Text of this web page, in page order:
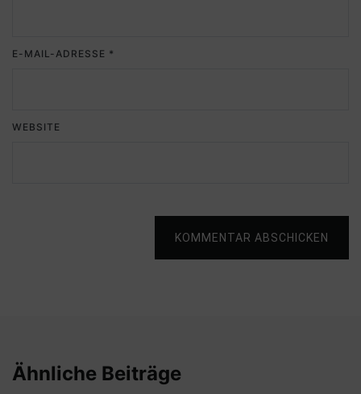
E-MAIL-ADRESSE *
WEBSITE
KOMMENTAR ABSCHICKEN
Ähnliche Beiträge